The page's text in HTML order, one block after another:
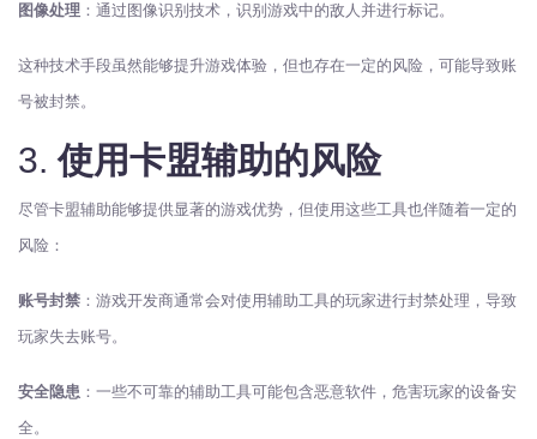
图像处理 ：通过图像识别技术，识别游戏中的敌人并进行标记。
这种技术手段虽然能够提升游戏体验，但也存在一定的风险，可能导致账
号被封禁。
3.使用卡盟辅助的风险
尽管卡盟辅助能够提供显著的游戏优势，但使用这些工具也伴随着一定的
风险：
账号封禁 ：游戏开发商通常会对使用辅助工具的玩家进行封禁处理，导致
玩家失去账号。
安全隐患 ：一些不可靠的辅助工具可能包含恶意软件，危害玩家的设备安
全。